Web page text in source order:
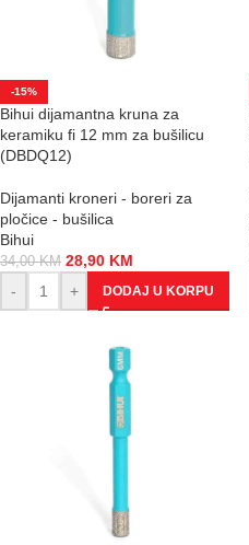
-15%
Bihui dijamantna kruna za
keramiku fi 12 mm za bušilicu
(DBDQ12)
Dijamanti kroneri - boreri za
pločice - bušilica
Bihui
34,00KM 28,90 KM
-
+ DODAJ U KORPU